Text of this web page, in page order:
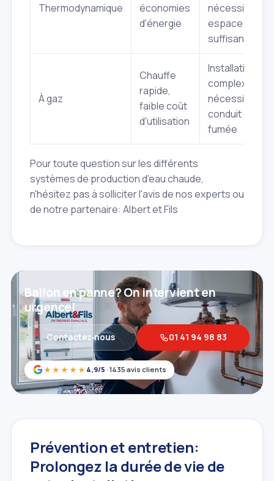
Thermodynamique
économies
d'énergie
nécessite un
espace
suffisant
À gaz
Chauffe
rapide,
faible coût
d'utilisation
Installation
complexe,
nécessite un
conduit de
fumée
Pour toute question sur les différents
systèmes de production d'eau chaude,
n'hésitez pas à solliciter l'avis de nos experts ou
de notre partenaire: Albert et Fils
★★★★★ 4,9/5 · 1435 avis clients
Ballon en panne? On intervient en
urgence!
Contactez‑nous 01 41 94 98 83
Prévention et entretien:
Prolongez la durée de vie de